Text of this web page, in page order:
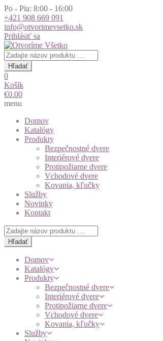
Po - Pia: 8:00 - 16:00
+421 908 669 091
info@otvorimevsetko.sk
Prihlásiť sa
Products
search
Hľadať
0
Košík
€0.00
menu
Domov
Katalógy
Produkty
Bezpečnostné dvere
Interiérové dvere
Protipožiarne dvere
Vchodové dvere
Kovania, kľučky
Služby
Novinky
Kontakt
Products
search
Hľadať
Domov
Katalógy
Produkty
Bezpečnostné dvere
Interiérové dvere
Protipožiarne dvere
Vchodové dvere
Kovania, kľučky
Služby